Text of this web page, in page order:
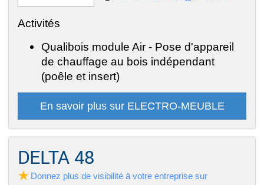
Activités
Qualibois module Air - Pose d'appareil
de chauffage au bois indépendant
(poêle et insert)
En savoir plus sur ELECTRO-MEUBLE
DELTA 48
Donnez plus de visibilité à votre entreprise sur